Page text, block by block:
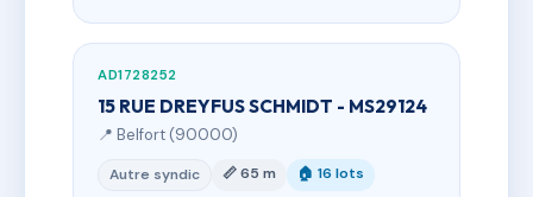
AD1728252
15 RUE DREYFUS SCHMIDT - MS29124
📍 Belfort (90000)
Autre syndic 📏 65 m 🏠 16 lots